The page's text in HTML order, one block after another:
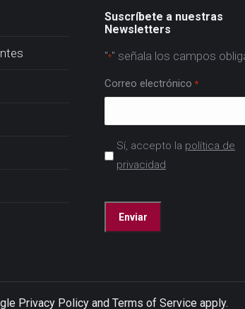
Suscríbete a nuestras
Newsletters
"*" señala los campos
Correo electrónico *
Acuerdo
*
Sí, accepto la política de
privacidad
Privacy Policy and Terms of Service apply.